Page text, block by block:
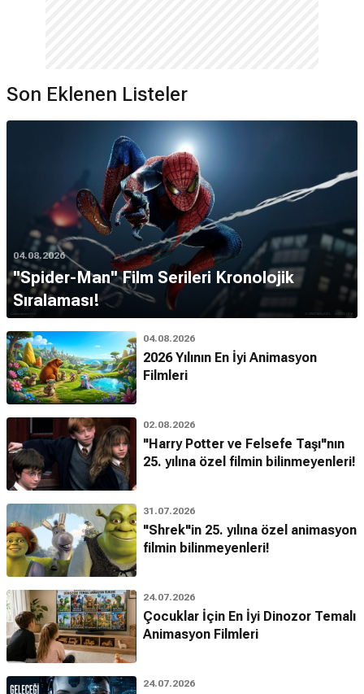
Son Eklenen Listeler
04.08.2026
''Spider-Man'' Film Serileri Kronolojik
Sıralaması!
04.08.2026
2026 Yılının En İyi Animasyon
Filmleri
02.08.2026
"Harry Potter ve Felsefe Taşı"nın
25. yılına özel filmin bilinmeyenleri!
31.07.2026
"Shrek"in 25. yılına özel animasyon
filmin bilinmeyenleri!
24.07.2026
Çocuklar İçin En İyi Dinozor Temalı
Animasyon Filmleri
24.07.2026